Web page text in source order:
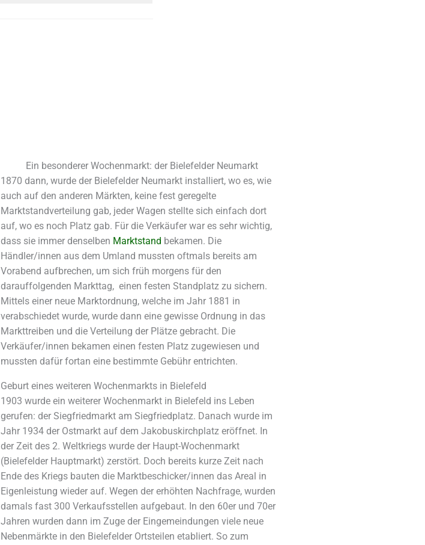
Ein besonderer Wochenmarkt: der Bielefelder Neumarkt
1870 dann, wurde der Bielefelder Neumarkt installiert, wo es, wie
auch auf den anderen Märkten, keine fest geregelte
Marktstandverteilung gab, jeder Wagen stellte sich einfach dort
auf, wo es noch Platz gab. Für die Verkäufer war es sehr wichtig,
dass sie immer denselben Marktstand bekamen. Die
Händler/innen aus dem Umland mussten oftmals bereits am
Vorabend aufbrechen, um sich früh morgens für den
darauffolgenden Markttag, einen festen Standplatz zu sichern.
Mittels einer neue Marktordnung, welche im Jahr 1881 in
verabschiedet wurde, wurde dann eine gewisse Ordnung in das
Markttreiben und die Verteilung der Plätze gebracht. Die
Verkäufer/innen bekamen einen festen Platz zugewiesen und
mussten dafür fortan eine bestimmte Gebühr entrichten.
Geburt eines weiteren Wochenmarkts in Bielefeld
1903 wurde ein weiterer Wochenmarkt in Bielefeld ins Leben
gerufen: der Siegfriedmarkt am Siegfriedplatz. Danach wurde im
Jahr 1934 der Ostmarkt auf dem Jakobuskirchplatz eröffnet. In
der Zeit des 2. Weltkriegs wurde der Haupt-Wochenmarkt
(Bielefelder Hauptmarkt) zerstört. Doch bereits kurze Zeit nach
Ende des Kriegs bauten die Marktbeschicker/innen das Areal in
Eigenleistung wieder auf. Wegen der erhöhten Nachfrage, wurden
damals fast 300 Verkaufsstellen aufgebaut. In den 60er und 70er
Jahren wurden dann im Zuge der Eingemeindungen viele neue
Nebenmärkte in den Bielefelder Ortsteilen etabliert. So zum